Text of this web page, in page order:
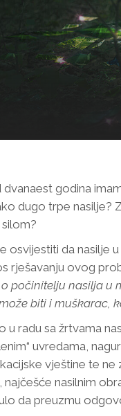
dvanaest godina
dugo trpe nasilje?
osvijestiti da nasilje
rješavanju ovog
počinitelju nasilja u
biti i muškarac,
u radu sa žrtvama
uvredama,
vještine te ne
nasilnim
da preuzmu